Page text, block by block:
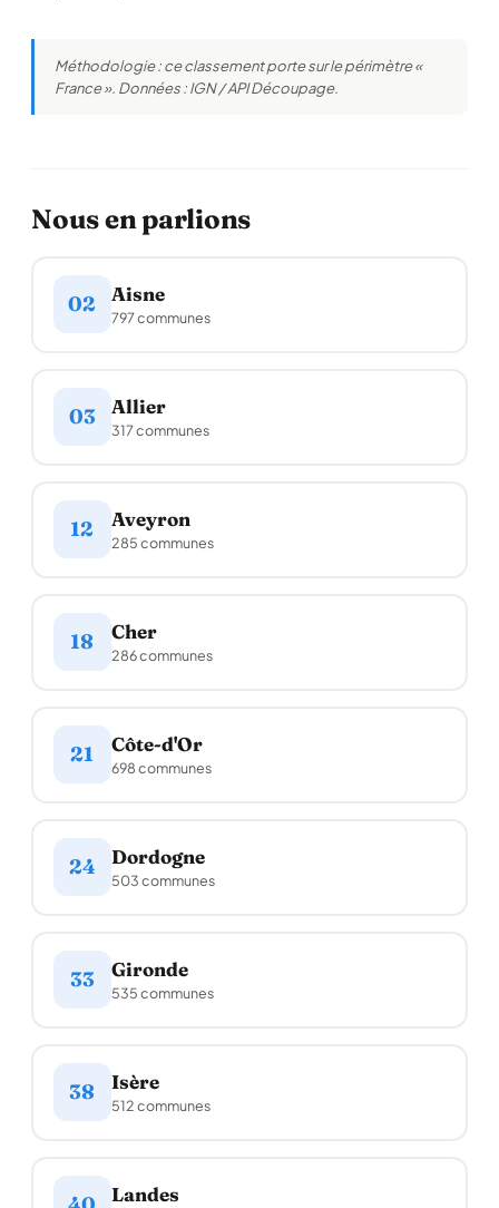
Méthodologie : ce classement porte sur le périmètre «
France ». Données : IGN / API Découpage.
Nous en parlions
02 Aisne
797 communes
03 Allier
317 communes
12 Aveyron
285 communes
18 Cher
286 communes
21 Côte-d'Or
698 communes
24 Dordogne
503 communes
33 Gironde
535 communes
38 Isère
512 communes
Landes